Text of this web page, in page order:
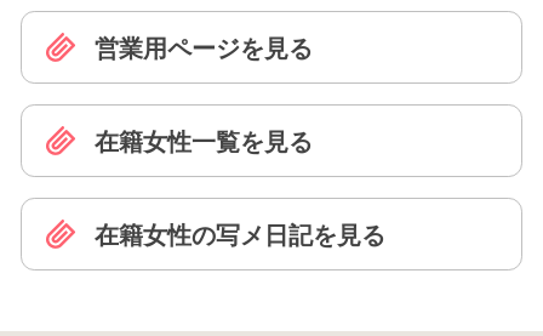
営業用ページを見る
在籍女性一覧を見る
在籍女性の写メ日記を見る